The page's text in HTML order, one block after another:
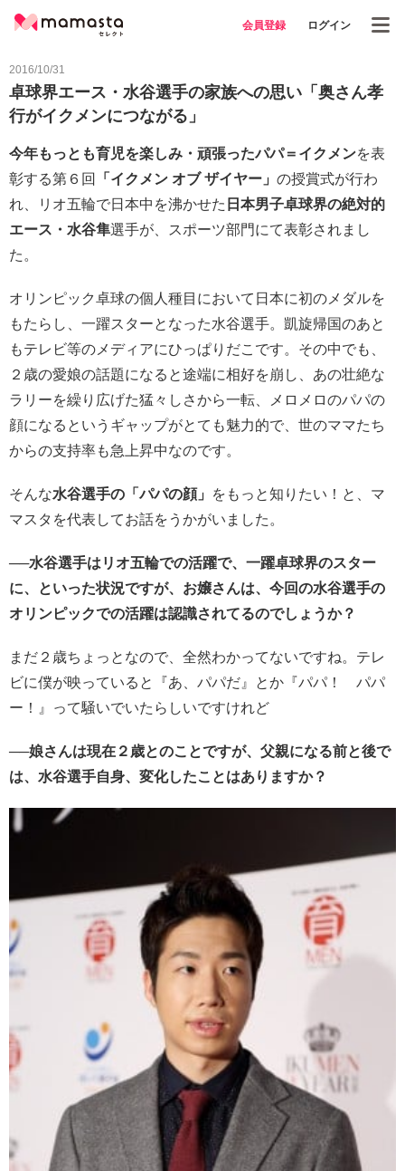
会員登録 ログイン
2016/10/31
卓球界エース・水谷選手の家族への思い「奥さん孝
行がイクメンにつながる」
今年もっとも育児を楽しみ・頑張ったパパ＝イクメンを表
彰する第６回
「イクメン オブ ザイヤー」 の授賞式が行わ
れ、リオ五輪で日本中を沸かせた 日本男子卓球界の絶対的
エース・水谷隼選手が、スポーツ部門にて表彰されまし
た。
オリンピック卓球の個人種目において日本に初のメダルを
もたらし、一躍スターとなった水谷選手。凱旋帰国のあと
もテレビ等のメディアにひっぱりだこです。その中でも、
２歳の愛娘の話題になると途端に相好を崩し、あの壮絶な
ラリーを繰り広げた猛々しさから一転、メロメロのパパの
顔になるというギャップがとても魅力的で、世のママたち
からの支持率も急上昇中なのです。
そんな水谷選手の「パパの顔」
をもっと知りたい！と、マ
マスタを代表してお話をうかがいました。
──水谷選手はリオ五輪での活躍で、一躍卓球界のスター
に、といった状況ですが、お嬢さんは、今回の水谷選手の
オリンピックでの活躍は認識されてるのでしょうか？
まだ２歳ちょっとなので、全然わかってないですね。テレ
ビに僕が映っていると『あ、パパだ』とか『パパ！ パパ
ー！』って騒いでいたらしいですけれど
──娘さんは現在２歳とのことですが、父親になる前と後で
は、水谷選手自身、変化したことはありますか？